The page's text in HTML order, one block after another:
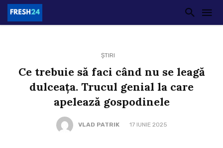
ȘTIRI
Ce trebuie să faci când nu se leagă
dulceața. Trucul genial la care
apelează gospodinele
VLAD PATRIK 17 IUNIE 2025